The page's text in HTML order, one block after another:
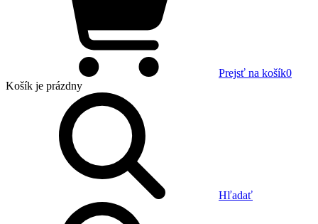
Prejsť na košík0
Košík je prázdny
Hľadať